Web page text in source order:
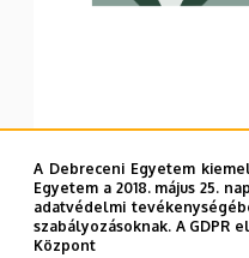
A Debreceni Egyetem
Egyetem a 2018. május 25.
adatvédelmi
szabályozásoknak. A
Központ